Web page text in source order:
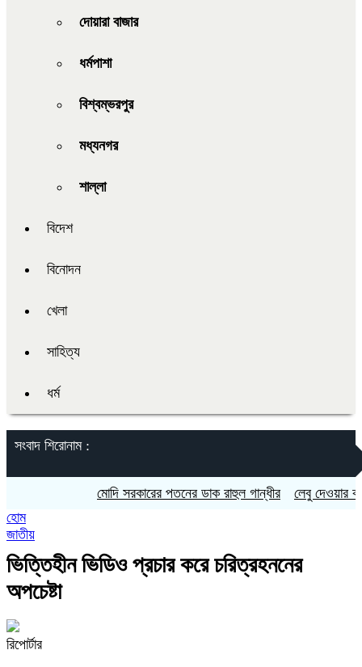
দোয়ারা বাজার
ধর্মপাশা
বিশ্বম্ভরপুর
মধ্যনগর
শাল্লা
বিদেশ
বিনোদন
খেলা
সাহিত্য
ধর্ম
সংবাদ শিরোনাম :
মোদি সরকারের পতনের ডাক রাহুল গান্ধীর লেবু দেওয়ার কথা
হোম
জাতীয়
ভিত্তিহীন ভিডিও প্রচার করে চরিত্রহননের
অপচেষ্টা
রিপোর্টার